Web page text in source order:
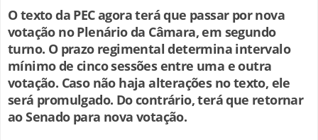
O texto da PEC agora terá que passar por nova
votação no Plenário da Câmara, em segundo
turno. O prazo regimental determina intervalo
mínimo de cinco sessões entre uma e outra
votação. Caso não haja alterações no texto, ele
será promulgado. Do contrário, terá que retornar
ao Senado para nova votação.